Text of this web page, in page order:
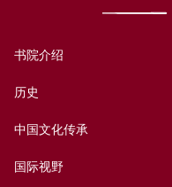
书院介绍
历史
中国文化传承
国际视野